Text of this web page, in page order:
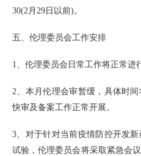
30(2月29日以前)。
五、伦理委员会工作安排
1、伦理委员会日常工作将正常进
2、本月伦理会审暂缓，具体时
快审及备案工作正常开展。
3、对于针对当前疫情防控开发
试验，伦理委员会将采取紧急会